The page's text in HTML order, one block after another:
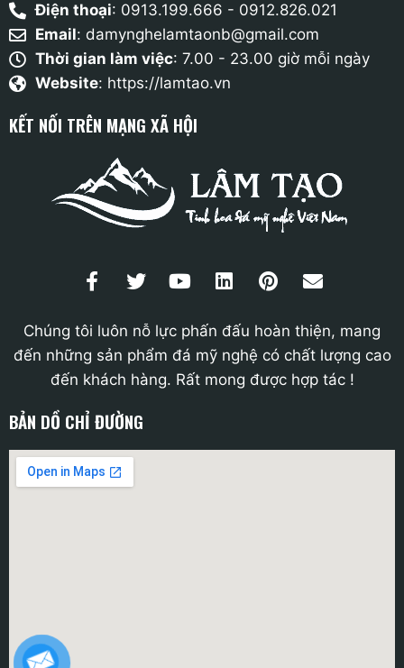
Điện thoại: 0913.199.666 - 0912.826.021
Email: damynghelamtaonb@gmail.com
Thời gian làm việc: 7.00 - 23.00 giờ mỗi ngày
Website: https://lamtao.vn
KẾT NỐI TRÊN MẠNG XÃ HỘI
Chúng tôi luôn nỗ lực phấn đấu hoàn thiện, mang
đến những sản phẩm đá mỹ nghệ có chất lượng cao
đến khách hàng. Rất mong được hợp tác !
BẢN DỒ CHỈ ĐƯỜNG